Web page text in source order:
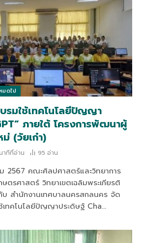
มดไป
รมใช้เทคโนโลยีปัญญา
ภายใต้ โครงการพัฒนาผู้
ม่ (วัยเก๋า)
าทีที่อ่าน 95 อ่าน
2567 คณะศิลปศาสตร์และวิทยาการ
ตรศาสตร์ วิทยาเขตเฉลิมพระเกียรติ
สำนักงานเทศบาลนครสกลนคร จัด
เทคโนโลยีปัญญาประดิษฐ์ Cha…